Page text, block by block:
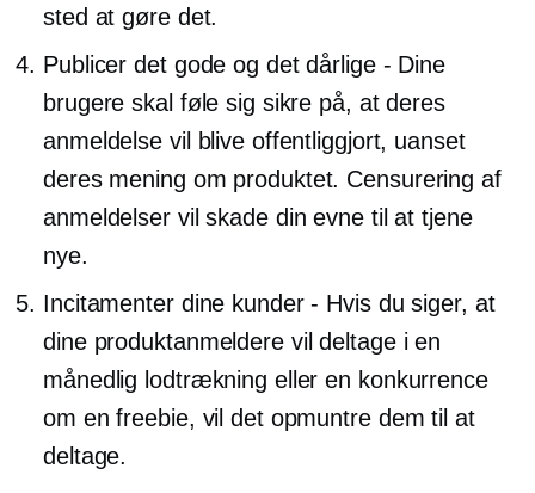
sted at gøre det.
Publicer det gode og det dårlige - Dine
brugere skal føle sig sikre på, at deres
anmeldelse vil blive offentliggjort, uanset
deres mening om produktet. Censurering af
anmeldelser vil skade din evne til at tjene
nye.
Incitamenter dine kunder - Hvis du siger, at
dine produktanmeldere vil deltage i en
månedlig lodtrækning eller en konkurrence
om en freebie, vil det opmuntre dem til at
deltage.